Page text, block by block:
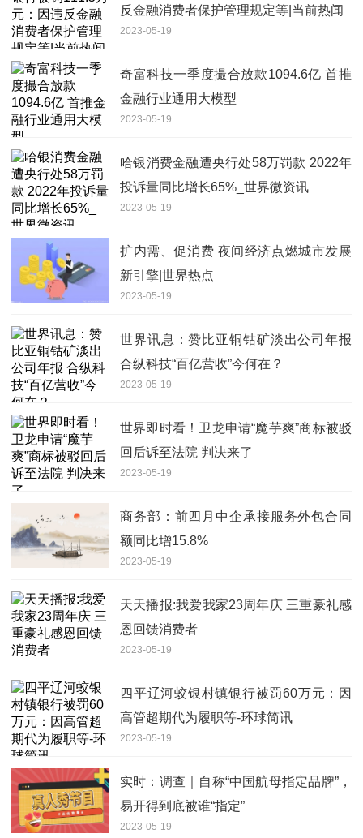
反金融消费者保护管理规定等|当前热闻
2023-05-19
奇富科技一季度撮合放款1094.6亿 首推
金融行业通用大模型
2023-05-19
哈银消费金融遭央行处58万罚款 2022年
投诉量同比增长65%_世界微资讯
2023-05-19
扩内需、促消费 夜间经济点燃城市发展
新引擎|世界热点
2023-05-19
世界讯息：赞比亚铜钴矿淡出公司年报
合纵科技“百亿营收”今何在？
2023-05-19
世界即时看！卫龙申请“魔芋爽”商标被驳
回后诉至法院 判决来了
2023-05-19
商务部：前四月中企承接服务外包合同
额同比增15.8%
2023-05-19
天天播报:我爱我家23周年庆 三重豪礼感
恩回馈消费者
2023-05-19
四平辽河蛟银村镇银行被罚60万元：因
高管超期代为履职等-环球简讯
2023-05-19
实时：调查｜自称“中国航母指定品牌”，
易开得到底被谁“指定”
2023-05-19